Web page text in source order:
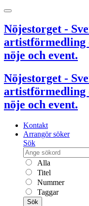
Nöjestorget -
nöje och event.
Nöjestorget -
nöje och event.
Kontakt
Arrangör söker
Sök
Alla
Titel
Nummer
Taggar
Sök